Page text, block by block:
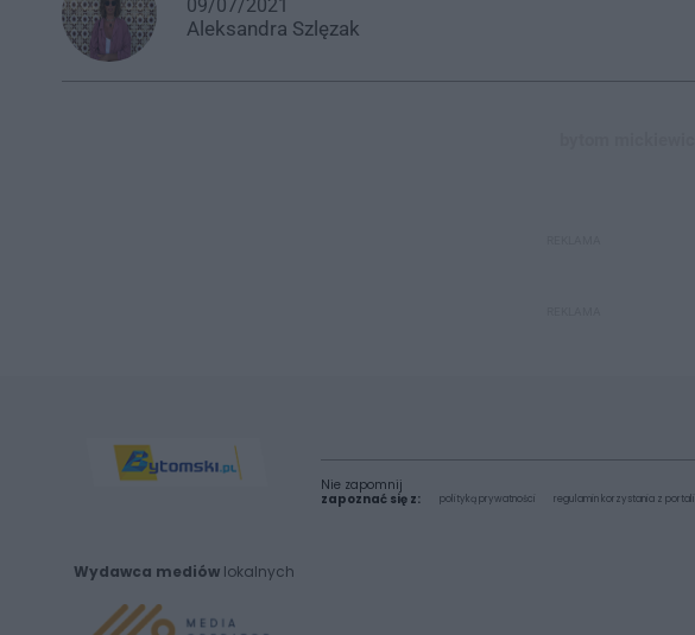
09/07/2021
Aleksandra Szlęzak
Wydawca mediów lokalnych
Nie zapomnij
zapoznać się z:
polityką prywatności regulamin korzystania z portali